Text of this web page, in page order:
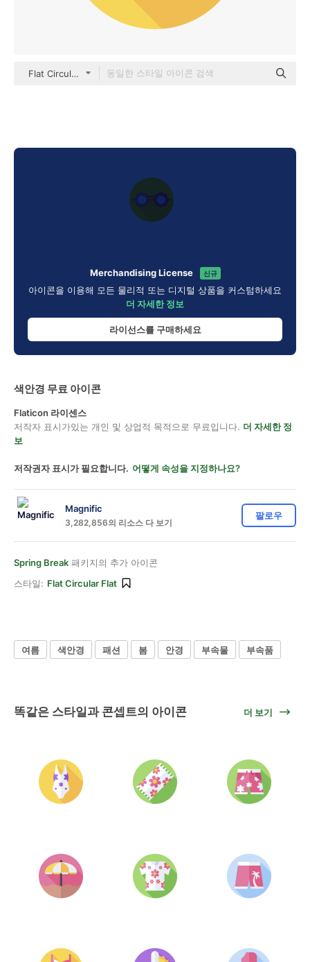
Flat Circular Flat
Merchandising License 신규
아이콘을 이용해 모든 물리적 또는 디지털 상품을 커스텀하세요
더 자세한 정보
라이선스를 구매하세요
색안경 무료 아이콘
Flaticon 라이센스
저작자 표시가있는 개인 및 상업적 목적으로 무료입니다. 더 자세한 정
보
저작권자 표시가 필요합니다. 어떻게 속성을 지정하나요?
Magnific
3,282,856의 리소스 다 보기
팔로우
Spring Break 패키지의 추가 아이콘
스타일: Flat Circular Flat
여름 색안경 패션 봄 안경 부속물 부속품
똑같은 스타일과 콘셉트의 아이콘 더 보기